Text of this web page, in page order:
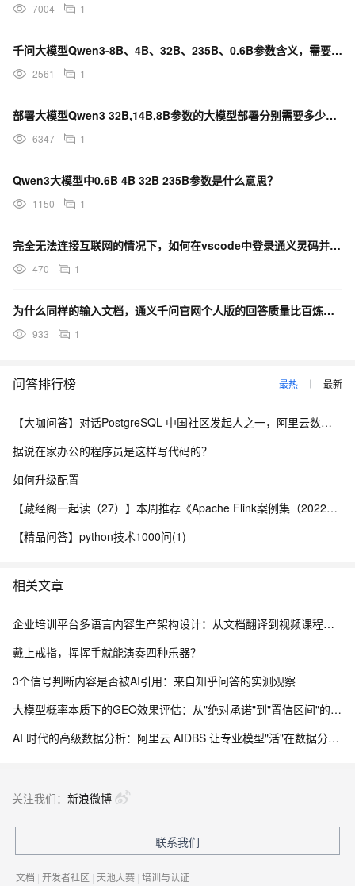
7004 1
千问大模型Qwen3-8B、4B、32B、235B、0.6B参数含义，需要什么配置的服务器部署？
2561 1
部署大模型Qwen3 32B,14B,8B参数的大模型部署分别需要多少显存？
6347 1
Qwen3大模型中0.6B 4B 32B 235B参数是什么意思？
1150 1
完全无法连接互联网的情况下，如何在vscode中登录通义灵码并远程链接到内网超算服务器上的大模型？
470 1
为什么同样的输入文档，通义千问官网个人版的回答质量比百炼平台的通义千问大模型高很多。
933 1
问答排行榜 最热 最新
【大咖问答】对话PostgreSQL 中国社区发起人之一，阿里云数据库高级专家 德哥
据说在家办公的程序员是这样写代码的？
如何升级配置
【藏经阁一起读（27）】本周推荐《Apache Flink案例集（2022版）》，你有哪些心得？
【精品问答】python技术1000问(1)
相关文章
企业培训平台多语言内容生产架构设计：从文档翻译到视频课程的全链路国际化实践
戴上戒指，挥挥手就能演奏四种乐器？
3个信号判断内容是否被AI引用：来自知乎问答的实测观察
大模型概率本质下的GEO效果评估：从"绝对承诺"到"置信区间"的技术认知框架
AI 时代的高级数据分析：阿里云 AIDBS 让专业模型"活"在数据分析里
关注我们： 新浪微博
联系我们
文档 | 开发者社区 | 天池大赛 | 培训与认证